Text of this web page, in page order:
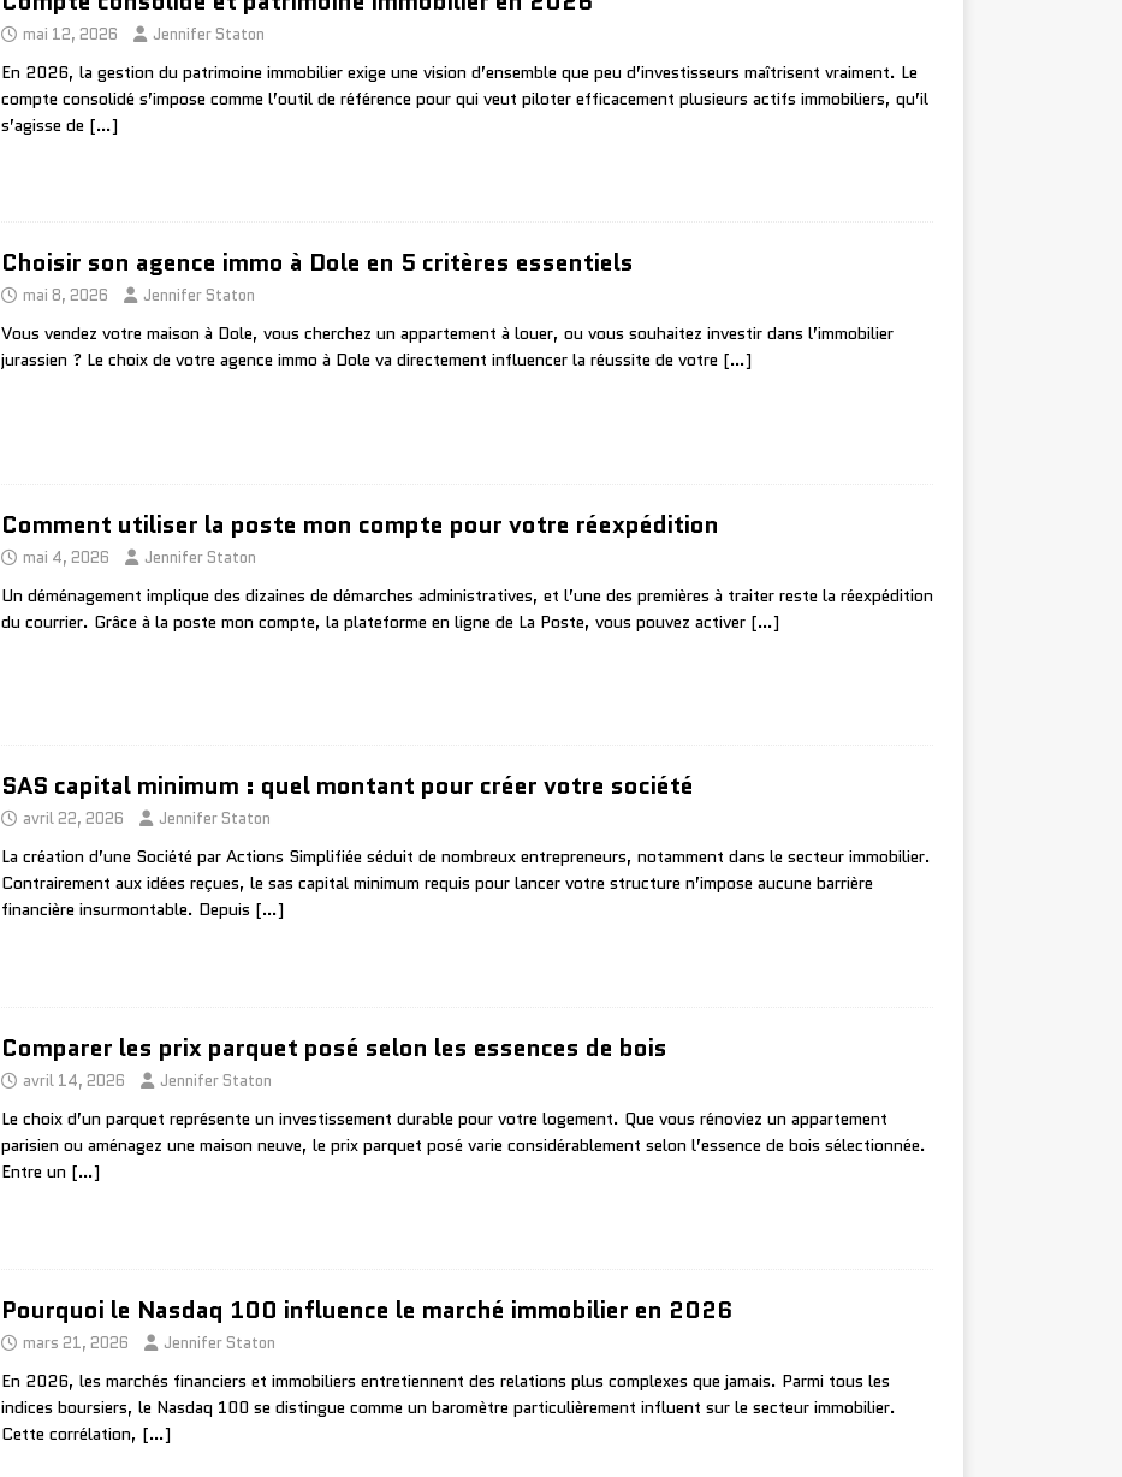
mai 12, 2026 Jennifer Staton
En 2026, la gestion du patrimoine immobilier exige une vision d’ensemble que peu d’investisseurs maîtrisent vraiment. Le
compte consolidé s’impose comme l’outil de référence pour qui veut piloter efficacement plusieurs actifs immobiliers, qu’il
s’agisse de […]
Choisir son agence immo à Dole en 5 critères essentiels
mai 8, 2026 Jennifer Staton
Vous vendez votre maison à Dole, vous cherchez un appartement à louer, ou vous souhaitez investir dans l’immobilier
jurassien ? Le choix de votre agence immo à Dole va directement influencer la réussite de votre […]
Comment utiliser la poste mon compte pour votre réexpédition
mai 4, 2026 Jennifer Staton
Un déménagement implique des dizaines de démarches administratives, et l’une des premières à traiter reste la réexpédition
du courrier. Grâce à la poste mon compte, la plateforme en ligne de La Poste, vous pouvez activer […]
SAS capital minimum : quel montant pour créer votre société
avril 22, 2026 Jennifer Staton
La création d’une Société par Actions Simplifiée séduit de nombreux entrepreneurs, notamment dans le secteur immobilier.
Contrairement aux idées reçues, le sas capital minimum requis pour lancer votre structure n’impose aucune barrière
financière insurmontable. Depuis […]
Comparer les prix parquet posé selon les essences de bois
avril 14, 2026 Jennifer Staton
Le choix d’un parquet représente un investissement durable pour votre logement. Que vous rénoviez un appartement
parisien ou aménagez une maison neuve, le prix parquet posé varie considérablement selon l’essence de bois sélectionnée.
Entre un […]
Pourquoi le Nasdaq 100 influence le marché immobilier en 2026
mars 21, 2026 Jennifer Staton
En 2026, les marchés financiers et immobiliers entretiennent des relations plus complexes que jamais. Parmi tous les
indices boursiers, le Nasdaq 100 se distingue comme un baromètre particulièrement influent sur le secteur immobilier.
Cette corrélation, […]